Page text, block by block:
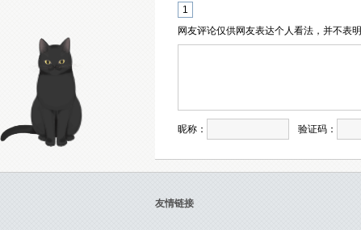
1
网友评论仅供网友表达个人看法，并不表明
昵称： 验证码：
友情链接